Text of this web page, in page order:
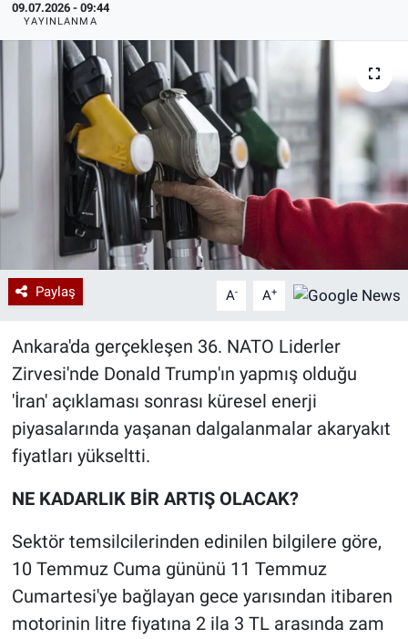
09.07.2026 - 09:44
YAYINLANMA
Paylaş A- A+
Ankara'da gerçekleşen 36. NATO Liderler
Zirvesi'nde Donald Trump'ın yapmış olduğu
'İran' açıklaması sonrası küresel enerji
piyasalarında yaşanan dalgalanmalar akaryakıt
fiyatları yükseltti.
NE KADARLIK BİR ARTIŞ OLACAK?
Sektör temsilcilerinden edinilen bilgilere göre,
10 Temmuz Cuma gününü 11 Temmuz
Cumartesi'ye bağlayan gece yarısından itibaren
motorinin litre fiyatına 2 ila 3 TL arasında zam
Yazarlar
Medya
Özel Haberler
Kadın
Erişim Bilgileri
Sağlık
Teknoloji